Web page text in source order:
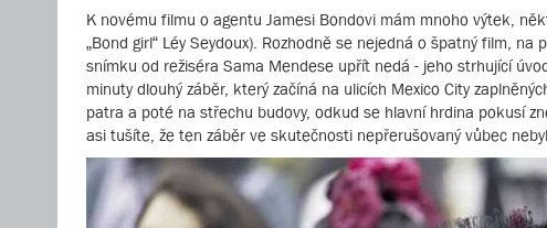
K novému filmu o agentu Jamesi Bondovi mám mnoho výtek,
„Bond girl“ Léy Seydoux). Rozhodně se nejedná o špatný film,
snímku od režiséra Sama Mendese upřít nedá - jeho strhující
minuty dlouhý záběr, který začíná na ulicích Mexico City
patra a poté na střechu budovy, odkud se hlavní hrdina pokusí
asi tušíte, že ten záběr ve skutečnosti nepřerušovaný vůbec